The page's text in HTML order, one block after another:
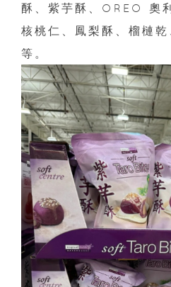
酥、紫芋酥、OREO 奧
核桃仁、鳳梨酥、榴槤
等。